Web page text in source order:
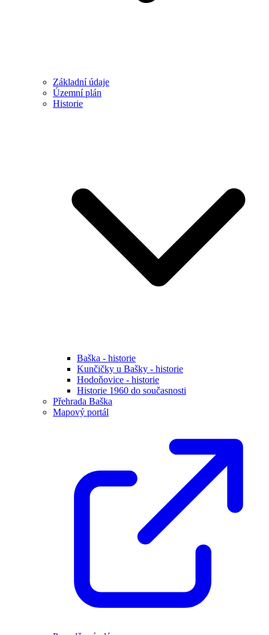
Základní údaje
Územní plán
Historie
Baška - historie
Kunčičky u Bašky - historie
Hodoňovice - historie
Historie 1960 do současnosti
Přehrada Baška
Mapový portál